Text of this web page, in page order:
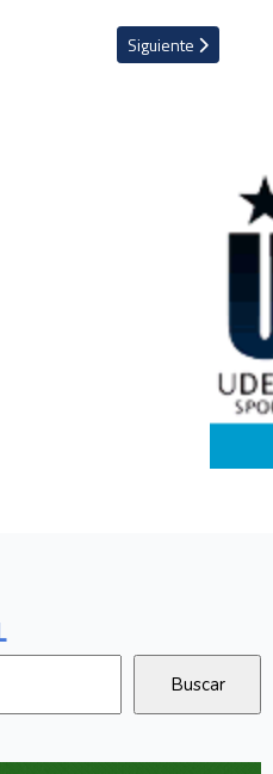
por qué su hijo eligió representar
Artículo siguiente:
Siguiente